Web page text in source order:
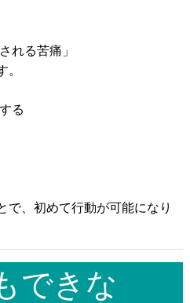
れる苦痛」
。
る
で、初めて行動が可能になり
できな